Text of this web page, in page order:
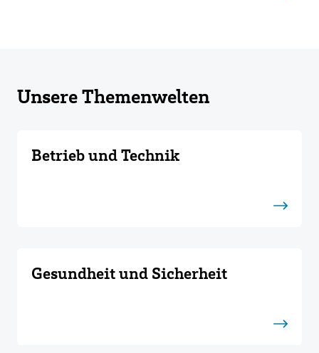
Unsere Themenwelten
Betrieb und Technik
Gesundheit und Sicherheit